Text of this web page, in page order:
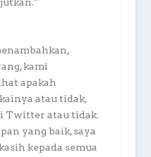
kami
apakah
atau tidak,
Twitter atau tidak.
yang baik, saya
kepada semua